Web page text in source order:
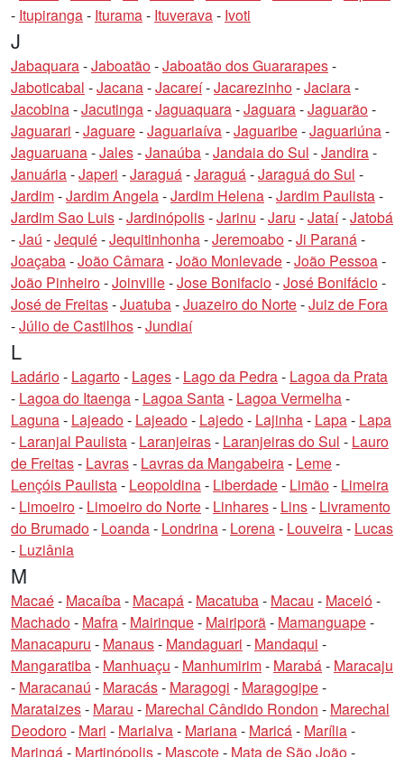
- Itupiranga- Iturama- Ituverava- Ivoti
J
Jabaquara-Jaboatão-Jaboatão dos Guararapes-
Jaboticabal -Jacana-Jacareí-Jacarezinho-Jaciara-
Jacobina-Jacutinga-Jaguaquara-Jaguara-Jaguarão-
Jaguarari -Jaguare-Jaguariaíva-Jaguaribe-Jaguariúna-
Jaguaruana-Jales-Janaúba-Jandaia do Sul -Jandira-
Januária-Japeri -Jaraguá-Jaraguá-Jaraguá do Sul -
Jardim-Jardim Angela-Jardim Helena-Jardim Paulista-
Jardim Sao Luis-Jardinópolis-Jarinu -Jaru -Jataí-Jatobá
-Jaú -Jequié-Jequitinhonha-Jeremoabo-Ji Paraná-
Joaçaba-João Câmara-João Monlevade-João Pessoa-
João Pinheiro-Joinville-Jose Bonifacio-José Bonifácio-
José de Freitas-Juatuba-Juazeiro do Norte-Juiz de Fora
-Júlio de Castilhos-Jundiaí
L
Ladário- Lagarto- Lages- Lago da Pedra- Lagoa da Prata
- Lagoa do Itaenga- Lagoa Santa- Lagoa Vermelha-
Laguna- Lajeado- Lajeado- Lajedo- Lajinha- Lapa- Lapa
- Laranjal Paulista- Laranjeiras- Laranjeiras do Sul - Lauro
de Freitas- Lavras- Lavras da Mangabeira- Leme-
Lençóis Paulista- Leopoldina- Liberdade- Limão- Limeira
- Limoeiro- Limoeiro do Norte- Linhares- Lins- Livramento
do Brumado- Loanda- Londrina- Lorena- Louveira- Lucas
- Luziânia
M
Macaé- Macaíba- Macapá- Macatuba- Macau - Maceió-
Machado- Mafra- Mairinque- Mairiporã- Mamanguape-
Manacapuru - Manaus- Mandaguari - Mandaqui -
Mangaratiba- Manhuaçu - Manhumirim- Marabá- Maracaju
- Maracanaú - Maracás- Maragogi - Maragogipe-
Marataizes- Marau - Marechal Cândido Rondon - Marechal
Deodoro- Mari - Marialva- Mariana- Maricá- Marília-
Maringá- Martinópolis- Mascote- Mata de São João-